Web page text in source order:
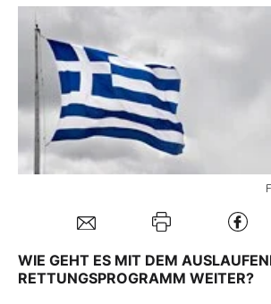
BO-Musterdepots
Experten
Mein B:O
Mein Konto
Folgen Sie uns
Kontakt
WIE GEHT ES MIT DEM
RETTUNGSPROGRAMM WEITER?